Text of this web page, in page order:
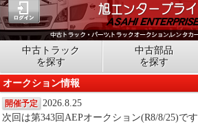
中古トラック
を探す
中古部品
を探す
オークション情報
開催予定
2026.8.25
次回は第343回AEPオークション(R8/8/25)です